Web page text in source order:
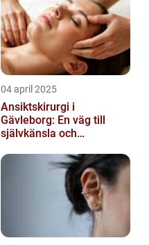
04 april 2025
Ansiktskirurgi i
Gävleborg: En väg till
självkänsla och